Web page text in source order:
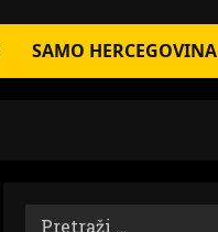
SAMO HERCEGOVINA
Pretraži: